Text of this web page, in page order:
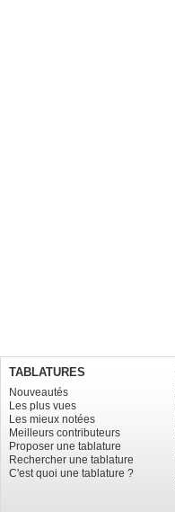
TABLATURES
Nouveautés
Les plus vues
Les mieux notées
Meilleurs contributeurs
Proposer une tablature
Rechercher une tablature
C'est quoi une tablature ?